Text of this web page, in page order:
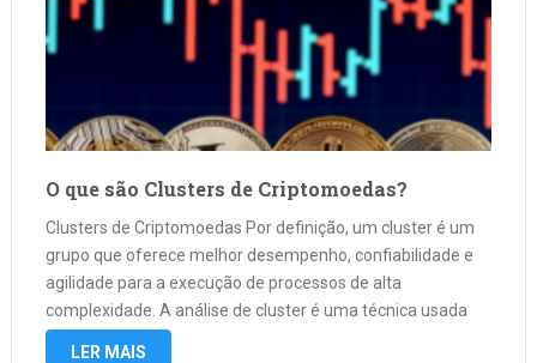
O que são Clusters de Criptomoedas?
Clusters de Criptomoedas Por definição, um cluster é um
grupo que oferece melhor desempenho, confiabilidade e
agilidade para a execução de processos de alta
complexidade. A análise de cluster é uma técnica usada
para agrupar conjuntos de objetos com características
LER MAIS